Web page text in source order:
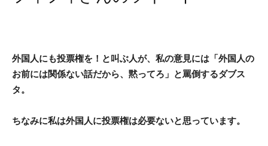
外国人にも投票権を！と叫ぶ人が、私の意見には「外国人の
お前には関係ない話だから、黙ってろ」と罵倒するダブス
タ。
ちなみに私は外国人に投票権は必要ないと思っています。